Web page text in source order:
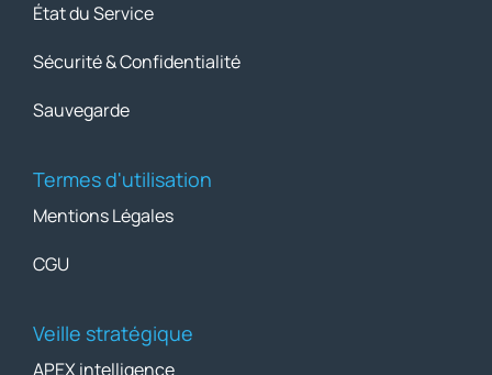
État du Service
Sécurité & Confidentialité
Sauvegarde
Termes d'utilisation
Mentions Légales
CGU
Veille stratégique
APEX intelligence